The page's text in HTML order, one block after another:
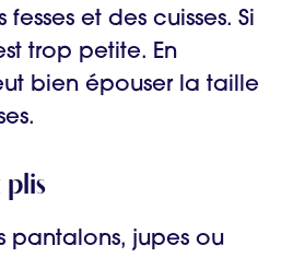
et des cuisses. Si
trop petite. En
bien épouser la taille
plis
pantalons, jupes ou